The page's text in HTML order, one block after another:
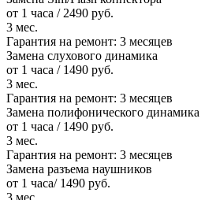
от 1 часа / 2490 руб.
3 мес.
Гарантия на ремонт: 3 месяцев
Замена слухового динамика
от 1 часа / 1490 руб.
3 мес.
Гарантия на ремонт: 3 месяцев
Замена полифонического динамика
от 1 часа / 1490 руб.
3 мес.
Гарантия на ремонт: 3 месяцев
Замена разъема наушников
от 1 часа/ 1490 руб.
3 мес.